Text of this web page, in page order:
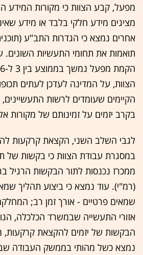
מפעל, קבע הצוות כי מקורות המידע
מציגים מידע חלקי בלבד או מידע
אחרים נמצא כי הגדרות התב"ע
תואמות את תחומי התעשיות השונים.
הצוות, על המדינה לעדכן לעתים
הקיימים שעומדים לרשות
בקרב יזמים על זמינותם של מקורות
לגבי השלב השני, הקצאת קרקעות
במסגרת עבודת הצוות כי בקשות של
ממכרז נכנסות לתור הבקשות הרגיל
(רמ"י). עוד נמצא כי ביצוע תהליך
שמאים פרטיים - אורך זמן רב;
אזורי התעשייה שבמשרד הכלכלה,
הבקשות של יזמים להקצאת קרקעות,
נמצא כשל מהותי בממשק העבודה